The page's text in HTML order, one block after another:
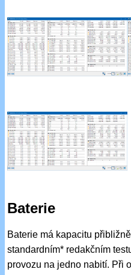
Baterie
Baterie má kapacitu
standardním* redakčním
provozu na jedno nabití. Při